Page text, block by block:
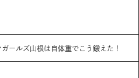
ルズ山根は自体重でこう鍛えた！